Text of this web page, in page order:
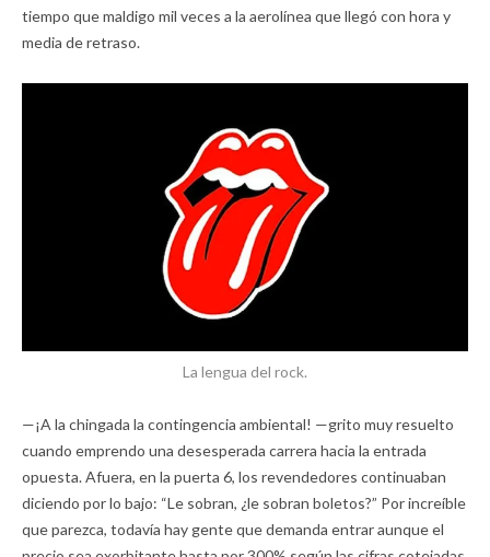
tiempo que maldigo mil veces a la aerolínea que llegó con hora y
media de retraso.
La lengua del rock.
—¡A la chingada la contingencia ambiental! —grito muy resuelto
cuando emprendo una desesperada carrera hacia la entrada
opuesta. Afuera, en la puerta 6, los revendedores continuaban
diciendo por lo bajo: “Le sobran, ¿le sobran boletos?” Por increíble
que parezca, todavía hay gente que demanda entrar aunque el